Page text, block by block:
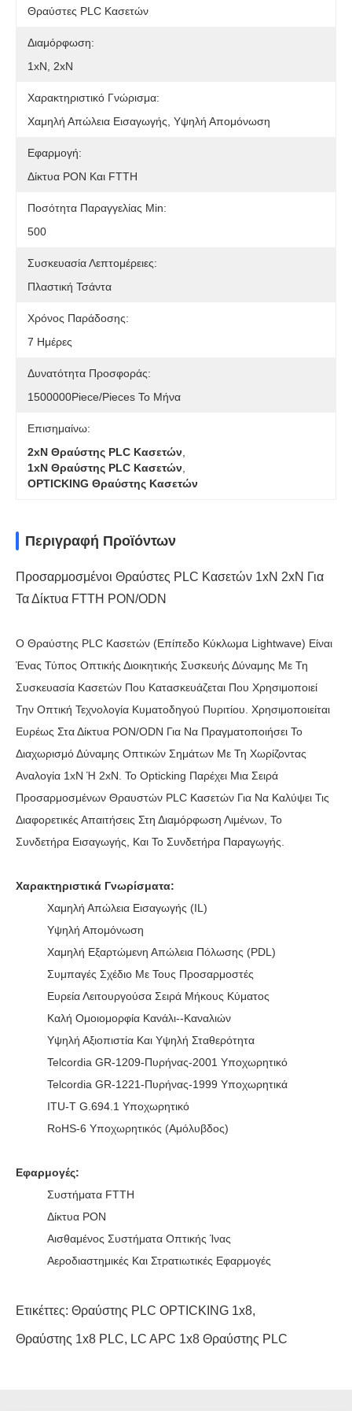
Θραύστες PLC Κασετών
Διαμόρφωση:
1xN, 2xN
Χαρακτηριστικό Γνώρισμα:
Χαμηλή Απώλεια Εισαγωγής, Υψηλή Απομόνωση
Εφαρμογή:
Δίκτυα PON Και FTTH
Ποσότητα Παραγγελίας Min:
500
Συσκευασία Λεπτομέρειες:
Πλαστική Τσάντα
Χρόνος Παράδοσης:
7 Ημέρες
Δυνατότητα Προσφοράς:
1500000Piece/Pieces Το Μήνα
Επισημαίνω:
2xN Θραύστης PLC Κασετών
1xN Θραύστης PLC Κασετών
OPTICKING Θραύστης Κασετών
Περιγραφή Προϊόντων
Προσαρμοσμένοι Θραύστες PLC Κασετών 1xN 2xN Για
Τα Δίκτυα FTTH PON/ODN
Ο Θραύστης PLC Κασετών (επίπεδο Κύκλωμα Lightwave) Είναι
Ένας Τύπος Οπτικής Διοικητικής Συσκευής Δύναμης Με Τη
Συσκευασία Κασετών Που Κατασκευάζεται Που Χρησιμοποιεί
Την Οπτική Τεχνολογία Κυματοδηγού Πυριτίου. Χρησιμοποιείται
Ευρέως Στα Δίκτυα PON/ODN Για Να Πραγματοποιήσει Το
Διαχωρισμό Δύναμης Οπτικών Σημάτων Με Τη Χωρίζοντας
Αναλογία 1xN Ή 2xN. Το Opticking Παρέχει Μια Σειρά
Προσαρμοσμένων Θραυστών PLC Κασετών Για Να Καλύψει Τις
Διαφορετικές Απαιτήσεις Στη Διαμόρφωση Λιμένων, Το
Συνδετήρα Εισαγωγής, Και Το Συνδετήρα Παραγωγής.
Χαρακτηριστικά Γνωρίσματα:
Χαμηλή Απώλεια Εισαγωγής (IL)
Υψηλή Απομόνωση
Χαμηλή Εξαρτώμενη Απώλεια Πόλωσης (PDL)
Συμπαγές Σχέδιο Με Τους Προσαρμοστές
Ευρεία Λειτουργούσα Σειρά Μήκους Κύματος
Καλή Ομοιομορφία Κανάλι--καναλιών
Υψηλή Αξιοπιστία Και Υψηλή Σταθερότητα
Telcordia GR-1209-Πυρήνας-2001 Υποχωρητικό
Telcordia GR-1221-Πυρήνας-1999 Υποχωρητικά
ITU-Τ G.694.1 Υποχωρητικό
RoHS-6 Υποχωρητικός (αμόλυβδος)
Εφαρμογές:
Συστήματα FTTH
Δίκτυα PON
Αισθαμένος Συστήματα Οπτικής Ίνας
Αεροδιαστημικές Και Στρατιωτικές Εφαρμογές
Ετικέττες: Θραύστης PLC OPTICKING 1x8,
Θραύστης 1x8 PLC, LC APC 1x8 Θραύστης PLC